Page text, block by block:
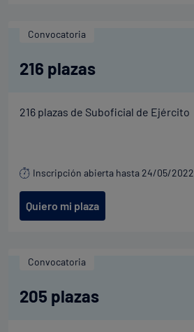
Convocatoria
216 plazas
216 plazas de Suboficial de Ejército
Inscripción abierta hasta 24/05/2022
Quiero mi plaza
Convocatoria
205 plazas